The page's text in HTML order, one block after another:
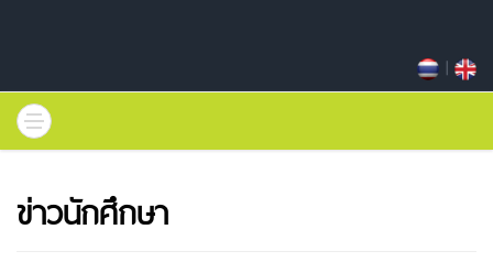
|
ข่าวนักศึกษา